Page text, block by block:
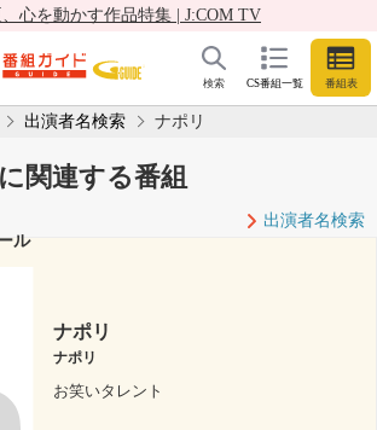
心を動かす作品特集 | J:COM TV
CS番組一覧 番組表
検索
出演者名検索 ナポリ
関連する番組
出演者名検索
ル
ナポリ
ナポリ
お笑いタレント